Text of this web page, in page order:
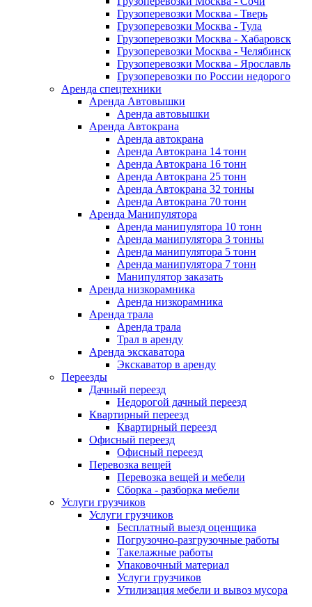
Грузоперевозки Москва - Тверь
Грузоперевозки Москва - Тула
Грузоперевозки Москва - Хабаровск
Грузоперевозки Москва - Челябинск
Грузоперевозки Москва - Ярославль
Грузоперевозки по России недорого
Аренда спецтехники
Аренда Автовышки
Аренда автовышки
Аренда Автокрана
Аренда автокрана
Аренда Автокрана 14 тонн
Аренда Автокрана 16 тонн
Аренда Автокрана 25 тонн
Аренда Автокрана 32 тонны
Аренда Автокрана 70 тонн
Аренда Манипулятора
Аренда манипулятора 10 тонн
Аренда манипулятора 3 тонны
Аренда манипулятора 5 тонн
Аренда манипулятора 7 тонн
Манипулятор заказать
Аренда низкорамника
Аренда низкорамника
Аренда трала
Аренда трала
Трал в аренду
Аренда экскаватора
Экскаватор в аренду
Переезды
Дачный переезд
Недорогой дачный переезд
Квартирный переезд
Квартирный переезд
Офисный переезд
Офисный переезд
Перевозка вещей
Перевозка вещей и мебели
Сборка - разборка мебели
Услуги грузчиков
Услуги грузчиков
Бесплатный выезд оценщика
Погрузочно-разгрузочные работы
Такелажные работы
Упаковочный материал
Услуги грузчиков
Утилизация мебели и вывоз мусора